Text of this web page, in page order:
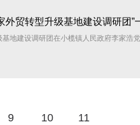
外贸转型升级基地建设调研团
基地建设调研团在小榄镇人民政府李家
9 10 11